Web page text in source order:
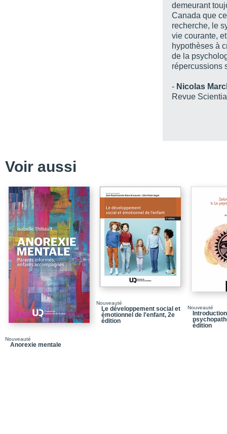
De la psychothérapie
La fondation du
Un Département de
L’École de psychologie
Défis pour les
La formation en
Le futur de la
Épilogue
demeurant
Canada que
recherche, le
vie courante,
hypothèses à
de la
répercussions
- Nicolas
Revue
Voir aussi
Nouveauté
Anorexie mentale
Nouveauté
Le développement social et
émotionnel de l'enfant, 2e
édition
Nouveauté
édition